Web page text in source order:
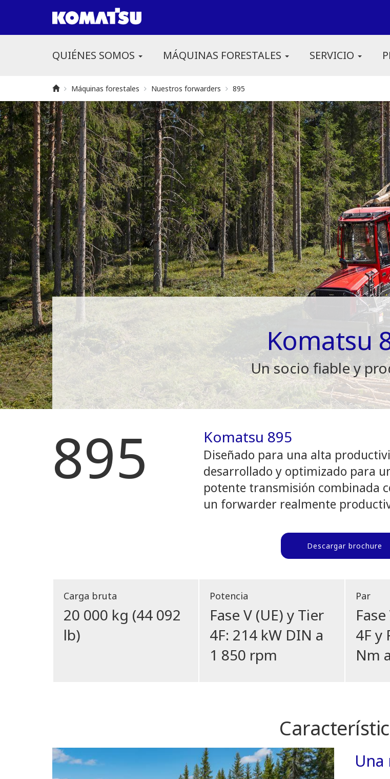
QUIÉNES SOMOS MÁQUINAS FORESTALES SERVICIO
Máquinas forestales Nuestros forwarders 895
Komatsu
Un socio fiable y
895 Komatsu 895
Diseñado para una alta
desarrollado y optimizado para
potente transmisión combinada
un forwarder realmente
Descargar brochure
Carga bruta
20 000 kg (44 092
lb)
Potencia
Fase V (UE) y Tier
4F: 214 kW DIN a
1 850 rpm
Par
4F y
Nm